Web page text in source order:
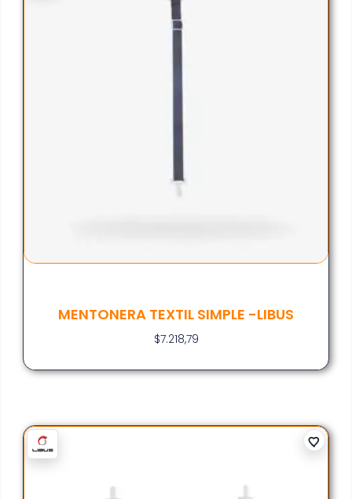
MENTONERA TEXTIL SIMPLE -LIBUS
$7.218,79